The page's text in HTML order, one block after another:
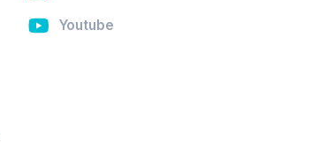
Youtube